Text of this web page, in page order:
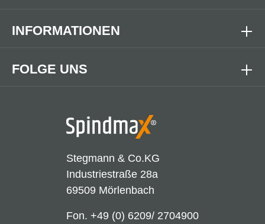
Stegmann & Co.KG
Industriestraße 28a
69509 Mörlenbach
Fon. +49 (0) 6209/ 2704900
FOLGE UNS
INFORMATIONEN